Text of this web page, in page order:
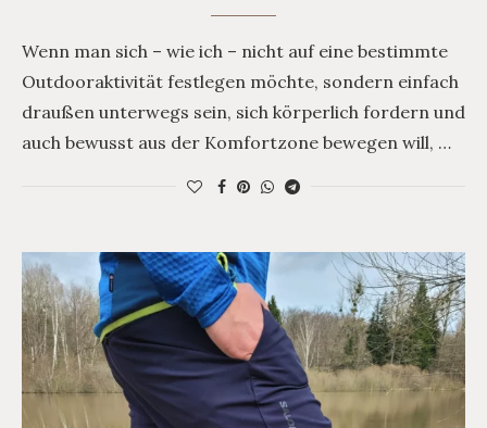
Wenn man sich – wie ich – nicht auf eine bestimmte
Outdooraktivität festlegen möchte, sondern einfach
draußen unterwegs sein, sich körperlich fordern und
auch bewusst aus der Komfortzone bewegen will, …